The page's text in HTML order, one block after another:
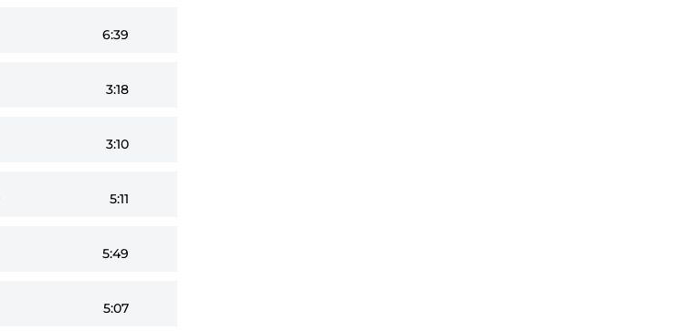
6:39
3:18
3:10
5:11
5:49
5:07